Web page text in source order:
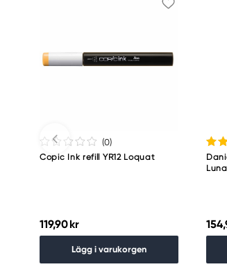
Too Marker Products Inc.
Meguro Higashiyama Bldg., 1-4-4
(0)
Copic Ink refill YR12 Loquat
119,90 kr
Lägg i varukorgen